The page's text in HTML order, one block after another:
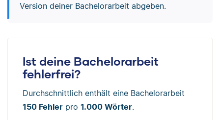
Version deiner Bachelorarbeit abgeben.
Ist deine Bachelorarbeit
fehlerfrei?
Durchschnittlich enthält eine Bachelorarbeit
150 Fehler pro 1.000 Wörter.